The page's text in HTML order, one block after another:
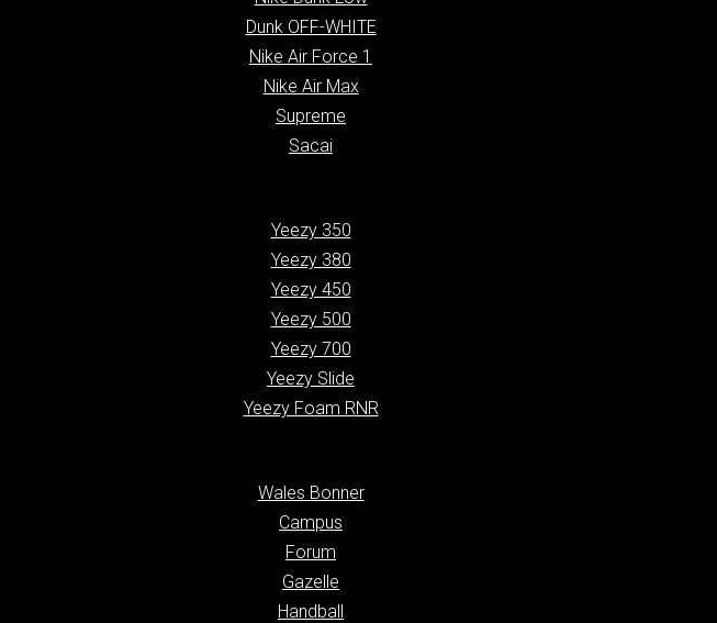
Dunk OFF-WHITE
Nike Air Force 1
Nike Air Max
Supreme
Sacai
Yeezy 350
Yeezy 380
Yeezy 450
Yeezy 500
Yeezy 700
Yeezy Slide
Yeezy Foam RNR
Wales Bonner
Campus
Forum
Gazelle
Handball